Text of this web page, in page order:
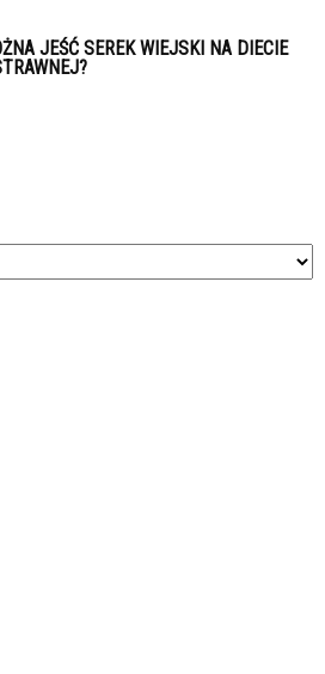
JEŚĆ SEREK WIEJSKI NA DIECIE